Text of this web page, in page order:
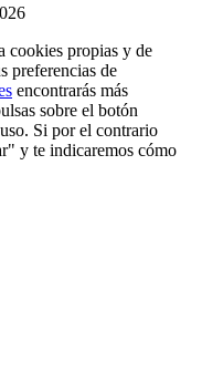
cookies propias y de
preferencias de
encontrarás más
sobre el botón
Si por el contrario
y te indicaremos cómo